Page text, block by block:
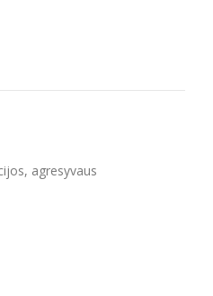
agresyvaus